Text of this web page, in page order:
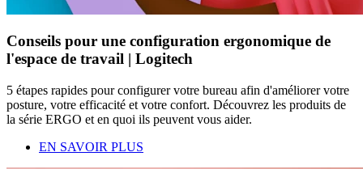
Conseils pour une configuration ergonomique de
l'espace de travail | Logitech
5 étapes rapides pour configurer votre bureau afin d'améliorer votre
posture, votre efficacité et votre confort. Découvrez les produits de
la série ERGO et en quoi ils peuvent vous aider.
EN SAVOIR PLUS